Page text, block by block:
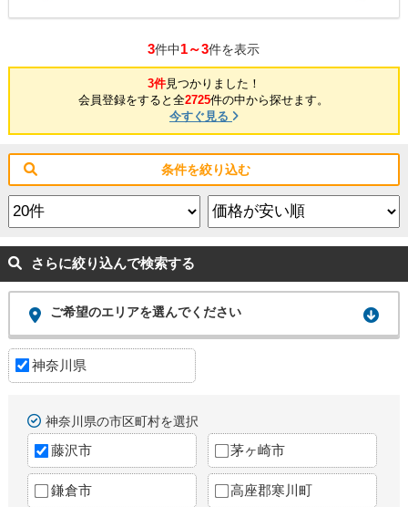
3件中1～3件を表示
3件見つかりました！
会員登録をすると全2725件の中から探せます。
今すぐ見る
条件を絞り込む
さらに絞り込んで検索する
ご希望のエリアを選んでください
神奈川県
神奈川県の市区町村を選択
藤沢市 茅ヶ崎市
鎌倉市 高座郡寒川町